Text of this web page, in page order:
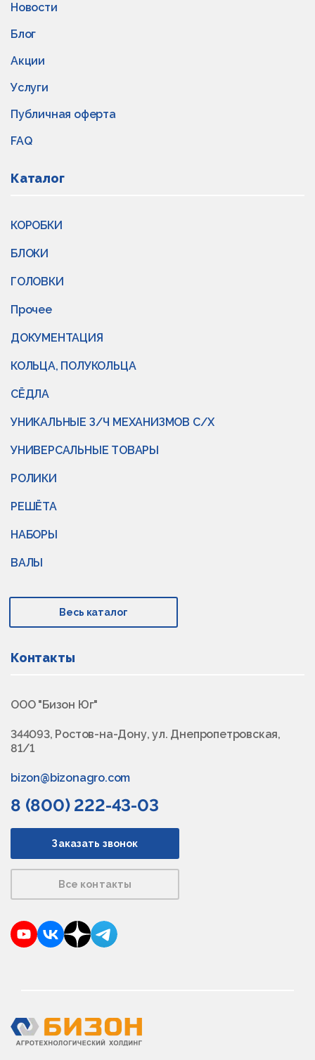
Новости
Блог
Акции
Услуги
Публичная оферта
FAQ
Каталог
КОРОБКИ
БЛОКИ
ГОЛОВКИ
Прочее
ДОКУМЕНТАЦИЯ
КОЛЬЦА, ПОЛУКОЛЬЦА
СЁДЛА
УНИКАЛЬНЫЕ З/Ч МЕХАНИЗМОВ С/Х
УНИВЕРСАЛЬНЫЕ ТОВАРЫ
РОЛИКИ
РЕШЁТА
НАБОРЫ
ВАЛЫ
Весь каталог
Контакты
ООО "Бизон Юг"
344093, Ростов-на-Дону, ул. Днепропетровская,
81/1
bizon@bizonagro.com
8 (800) 222-43-03
Заказать звонок
Все контакты
YouTubeVKontakte
DzenTelegram